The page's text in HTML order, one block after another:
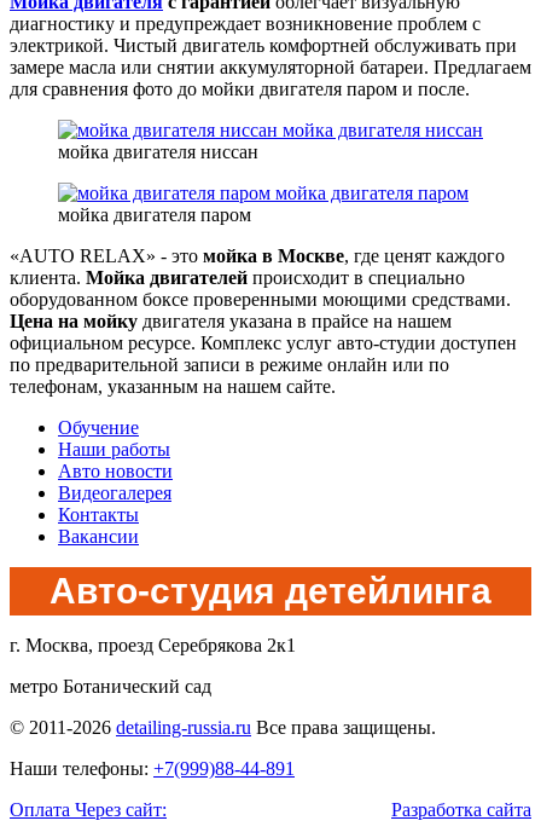
диагностику и предупреждает возникновение проблем с
электрикой. Чистый двигатель комфортней обслуживать при
замере масла или снятии аккумуляторной батареи. Предлагаем
для сравнения фото до мойки двигателя паром и после.
мойка двигателя ниссан
мойка двигателя ниссан
мойка двигателя паром
мойка двигателя паром
«AUTO RELAX» - это мойка в Москве, где ценят каждого
клиента. Мойка двигателей происходит в специально
оборудованном боксе проверенными моющими средствами.
Цена на мойку двигателя указана в прайсе на нашем
официальном ресурсе. Комплекс услуг авто-студии доступен
по предварительной записи в режиме онлайн или по
телефонам, указанным на нашем сайте.
Обучение
Наши работы
Авто новости
Видеогалерея
Контакты
Вакансии
Авто-студия детейлинга
г. Москва, проезд Серебрякова 2к1
метро Ботанический сад
© 2011-2026 detailing-russia.ru Все права защищены.
Наши телефоны: +7(999)88-44-891
Оплата Через сайт:
Разработка сайта